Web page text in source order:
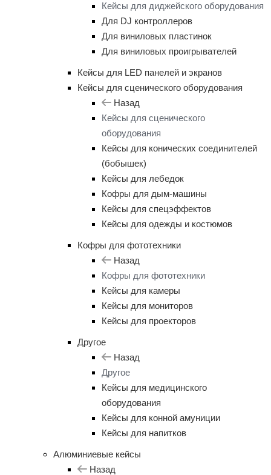
Кейсы для диджейского оборудования
Для DJ контроллеров
Для виниловых пластинок
Для виниловых проигрывателей
Кейсы для LED панелей и экранов
Кейсы для сценического оборудования
Назад
Кейсы для сценического
оборудования
Кейсы для конических соединителей
(бобышек)
Кейсы для лебедок
Кофры для дым-машины
Кейсы для спецэффектов
Кейсы для одежды и костюмов
Кофры для фототехники
Назад
Кофры для фототехники
Кейсы для камеры
Кейсы для мониторов
Кейсы для проекторов
Другое
Назад
Другое
Кейсы для медицинского
оборудования
Кейсы для конной амуниции
Кейсы для напитков
Алюминиевые кейсы
Назад